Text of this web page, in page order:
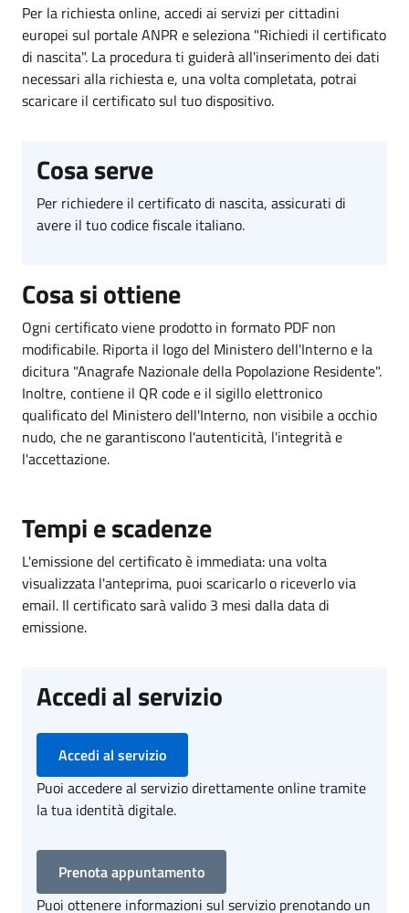
Per la richiesta online, accedi ai servizi per cittadini
europei sul portale ANPR e seleziona "Richiedi il certificato
di nascita". La procedura ti guiderà all'inserimento dei dati
necessari alla richiesta e, una volta completata, potrai
scaricare il certificato sul tuo dispositivo.
Cosa serve
Per richiedere il certificato di nascita, assicurati di
avere il tuo codice fiscale italiano.
Cosa si ottiene
Ogni certificato viene prodotto in formato PDF non
modificabile. Riporta il logo del Ministero dell'Interno e la
dicitura "Anagrafe Nazionale della Popolazione Residente".
Inoltre, contiene il QR code e il sigillo elettronico
qualificato del Ministero dell'Interno, non visibile a occhio
nudo, che ne garantiscono l'autenticità, l'integrità e
l'accettazione.
Tempi e scadenze
L'emissione del certificato è immediata: una volta
visualizzata l'anteprima, puoi scaricarlo o riceverlo via
email. Il certificato sarà valido 3 mesi dalla data di
emissione.
Accedi al servizio
Accedi al servizio
Puoi accedere al servizio direttamente online tramite
la tua identità digitale.
Prenota appuntamento
Puoi ottenere informazioni sul servizio prenotando un